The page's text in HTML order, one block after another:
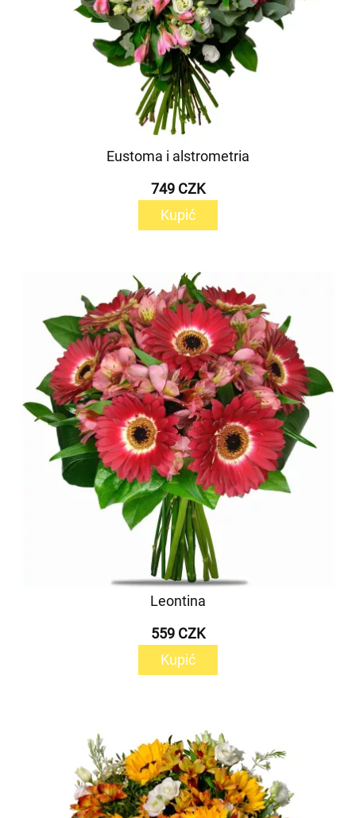
Eustoma i alstrometria
749 CZK
Kupić
Leontina
559 CZK
Kupić